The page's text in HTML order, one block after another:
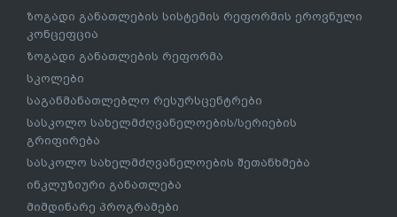
ზოგადი განათლების სისტემის რეფორმის ეროვნული
კონცეფცია
ზოგადი განათლების რეფორმა
სკოლები
საგანმანათლებლო რესურსცენტრები
სასკოლო სახელმძღვანელოების/სერიების
გრიფირება
სასკოლო სახელმძღვანელოების შეთანხმება
ინკლუზიური განათლება
მიმდინარე პროგრამები